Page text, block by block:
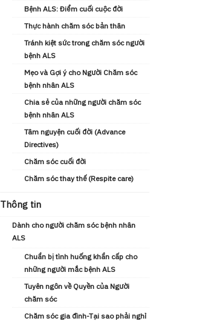
Bệnh ALS: Điểm cuối cuộc đời
Thực hành chăm sóc bản thân
Tránh kiệt sức trong chăm sóc người
bệnh ALS
Mẹo và Gợi ý cho Người Chăm sóc
bệnh nhân ALS
Chia sẻ của những người chăm sóc
bệnh nhân ALS
Tâm nguyện cuối đời (Advance
Directives)
Chăm sóc cuối đời
Chăm sóc thay thế (Respite care)
Thông tin
Dành cho người chăm sóc bệnh nhân
ALS
Chuẩn bị tình huống khẩn cấp cho
những người mắc bệnh ALS
Tuyên ngôn về Quyền của Người
chăm sóc
Chăm sóc gia đình-Tại sao phải nghỉ